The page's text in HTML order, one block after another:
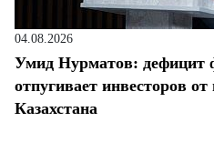
04.08.2026
Умид Нурматов: дефицит
отпугивает инвесторов
Казахстана